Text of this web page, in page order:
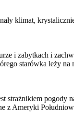
klimat,
i zabytkach i
starówka leży na
strażnikiem pogody
z Ameryki